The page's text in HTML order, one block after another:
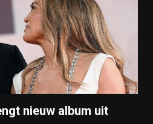
nieuw album uit